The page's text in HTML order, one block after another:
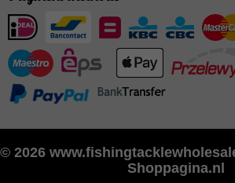
© 2026
Shoppagina.nl